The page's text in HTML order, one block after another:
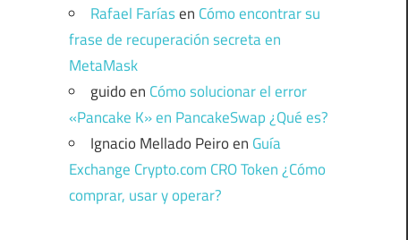
Rafael Faríasen Cómo encontrar su
frase de recuperación secreta en
MetaMask
guidoen Cómo solucionar el error
«Pancake K» en PancakeSwap ¿Qué es?
Ignacio Mellado Peiroen Guía
Exchange Crypto.com CRO Token ¿Cómo
comprar, usar y operar?